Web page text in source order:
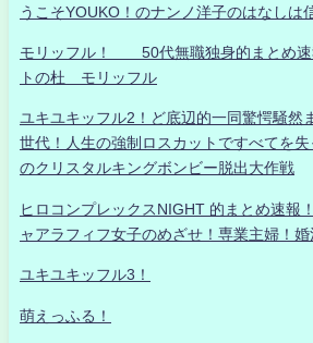
うこそYOUKO！のナンノ洋子のはなしは
モリッフル！ 50代無職独身的まとめ速
トの杜 モリッフル
ユキユキッフル2！ど底辺的一同驚愕騒然
世代！人生の強制ロスカットですべてを
のクリスタルキングボンビー脱出大作戦
ヒロコンプレックスNIGHT 的まとめ速報
ャアラフィフ女子のめざせ！専業主婦！
ユキユキッフル3！
萌えっふる！